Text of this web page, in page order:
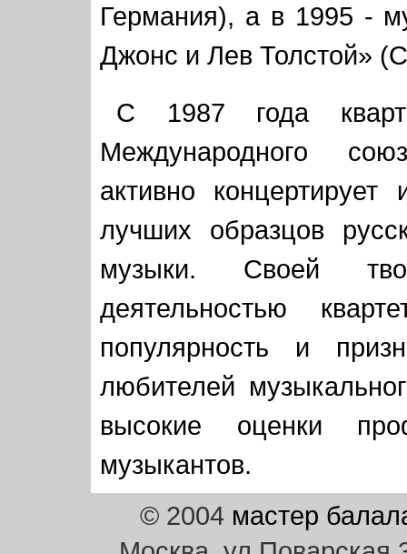
Германия), а в 1995 -
Джонс и Лев Толстой»
С 1987 года
Международного
активно концертирует
лучших образцов
музыки. Своей
деятельностью
популярность и
любителей
высокие оценки
музыкантов.
© 2004 мастер